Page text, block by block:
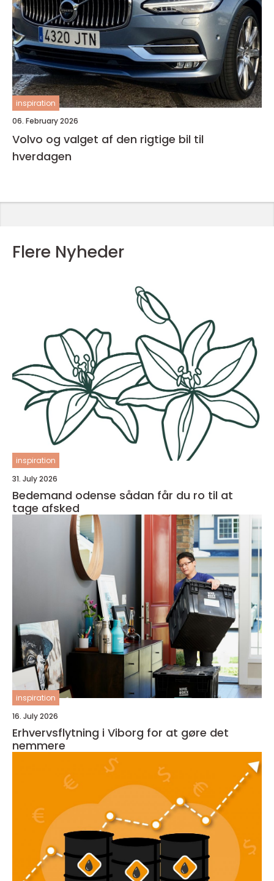
inspiration
06. February 2026
Volvo og valget af den rigtige bil til
hverdagen
Flere Nyheder
inspiration
31. July 2026
Bedemand odense sådan får du ro til at
tage afsked
inspiration
16. July 2026
Erhvervsflytning i Viborg for at gøre det
nemmere